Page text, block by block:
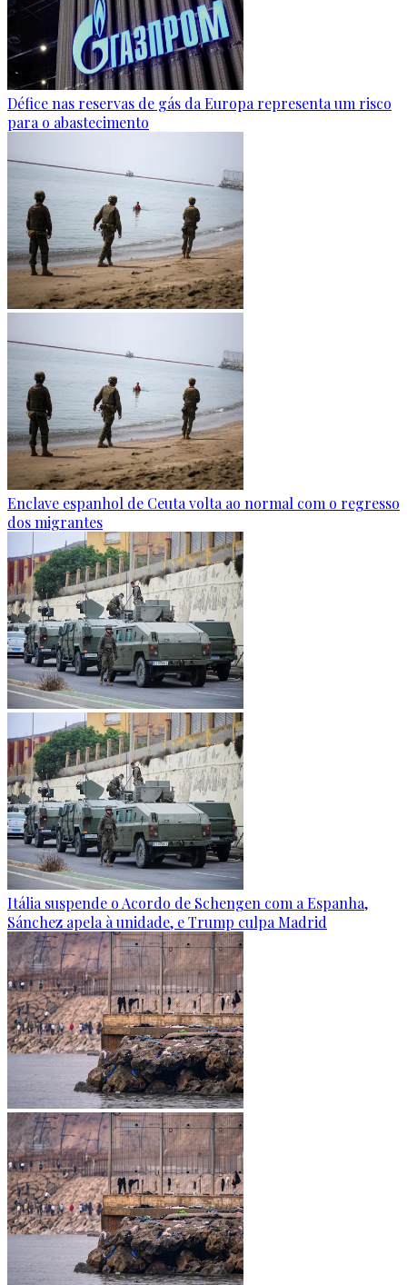
Défice nas reservas de gás da Europa representa um risco
para o abastecimento
Enclave espanhol de Ceuta volta ao normal com o regresso
dos migrantes
Itália suspende o Acordo de Schengen com a Espanha,
Sánchez apela à unidade, e Trump culpa Madrid